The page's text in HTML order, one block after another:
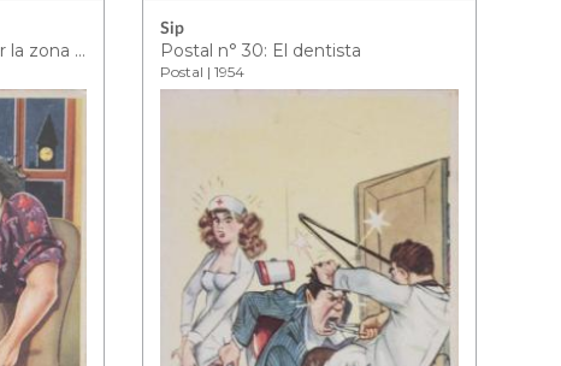
Postal n° 22: ¿Cómo pasar la zona de peligro?
Sip
Postal n° 30: El dentista
Postal | 1954